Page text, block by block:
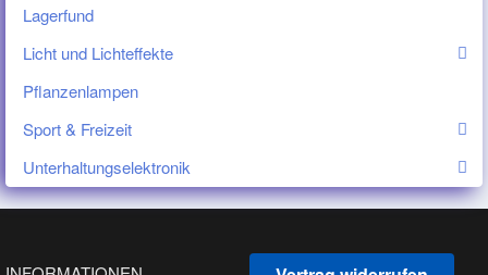
Lagerfund
Licht und Lichteffekte
Pflanzenlampen
Sport & Freizeit
Unterhaltungselektronik